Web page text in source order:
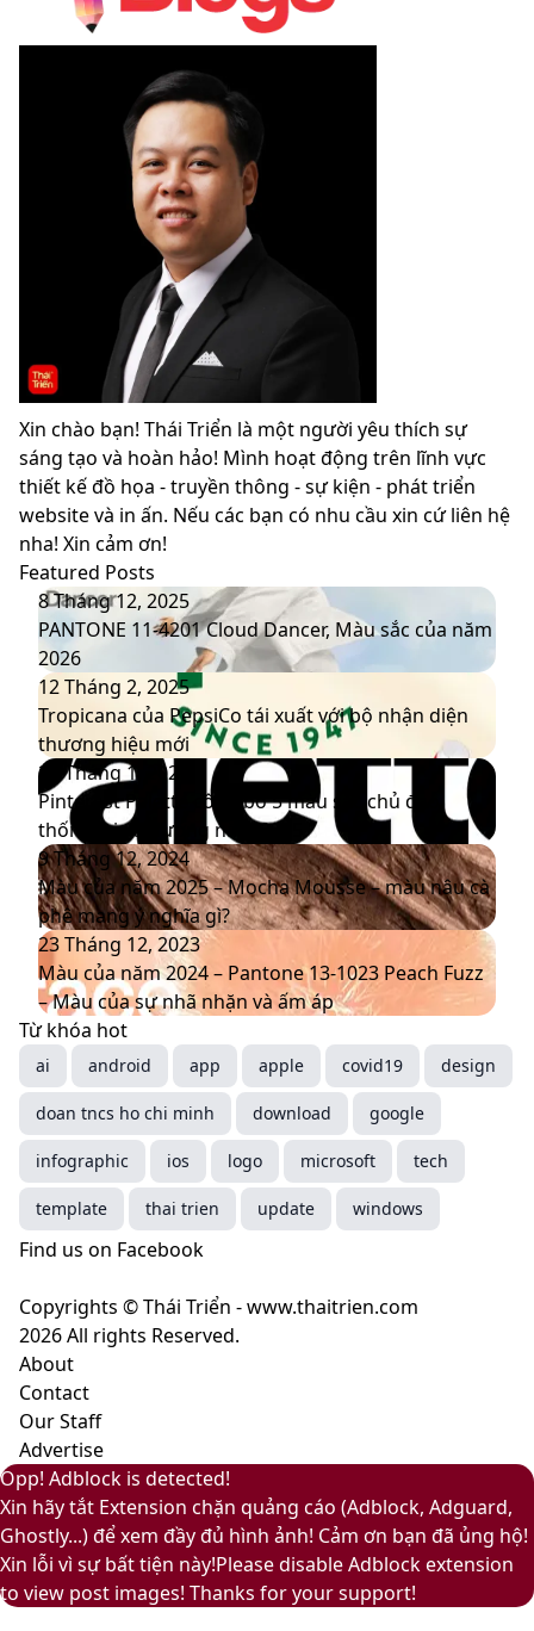
Xin chào bạn! Thái Triển là một người yêu thích sự
sáng tạo và hoàn hảo! Mình hoạt động trên lĩnh vực
thiết kế đồ họa - truyền thông - sự kiện - phát triển
website và in ấn. Nếu các bạn có nhu cầu xin cứ liên hệ
nha! Xin cảm ơn!
Featured Posts
PANTONE
11-
4201
Cloud
Dancer,
Màu
sắc
của
năm
2026
8 Tháng 12, 2025
PANTONE 11-4201 Cloud Dancer, Màu sắc của năm
2026
Tropicana
của
PepsiCo
tái
xuất
với
bộ
nhận
diện
thương
hiệu
mới
12 Tháng 2, 2025
Tropicana của PepsiCo tái xuất với bộ nhận diện
thương hiệu mới
Pinterest
Palette
công
bố
5
màu
sắc
chủ
đạo
thống
trị
xu
hướng
năm
2025
20 Tháng 1, 2025
Pinterest Palette công bố 5 màu sắc chủ đạo
thống trị xu hướng năm 2025
Màu
của
năm
2025
–
Mocha
Mousse
–
màu
nâu
cà
phê
mang
ý
nghĩa
9 Tháng 12, 2024
Màu của năm 2025 – Mocha Mousse – màu nâu cà
phê mang ý nghĩa gì?
Màu
của
năm
2024
–
Pantone
13-
1023
Peach
Fuzz
–
Màu
sự
nhã
nhặn
và
ấm
áp
23 Tháng 12, 2023
Màu của năm 2024 – Pantone 13-1023 Peach Fuzz
– Màu của sự nhã nhặn và ấm áp
Từ khóa hot
ai android app apple covid19 design
doan tncs ho chi minh download google
infographic ios logo microsoft tech
template thai trien update windows
Find us on Facebook
Copyrights © Thái Triển - www.thaitrien.com
2026 All rights Reserved.
About
Contact
Our Staff
Advertise
Facebook
X
LinkedIn
YouTube
Google
Play
Facebook
Pinterest
Messenger
Messenger
Viber
Back
to
top
button
Close
Opp! Adblock is detected!
Xin hãy tắt Extension chặn quảng cáo (Adblock, Adguard,
Ghostly...) để xem đầy đủ hình ảnh! Cảm ơn bạn đã ủng hộ!
Xin lỗi vì sự bất tiện này!Please disable Adblock extension
to view post images! Thanks for your support!